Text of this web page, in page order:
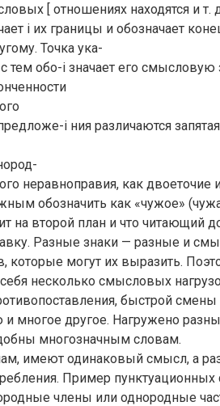
[ отношениях находятся и т.
i их границы и обозначает
Точка ука-
обо-i значает его смысловую
i ния различаются
неравноправия, как двоеточие
обозначить как «чужое»
на второй план и что читающий
Разные знаки — разные и
могут их выразить.
несколько смысловых
быстрой
и многое другое. Нагружено
многозначным словам.
имеют одинаковый смысл, а
Пример
члены или однородные